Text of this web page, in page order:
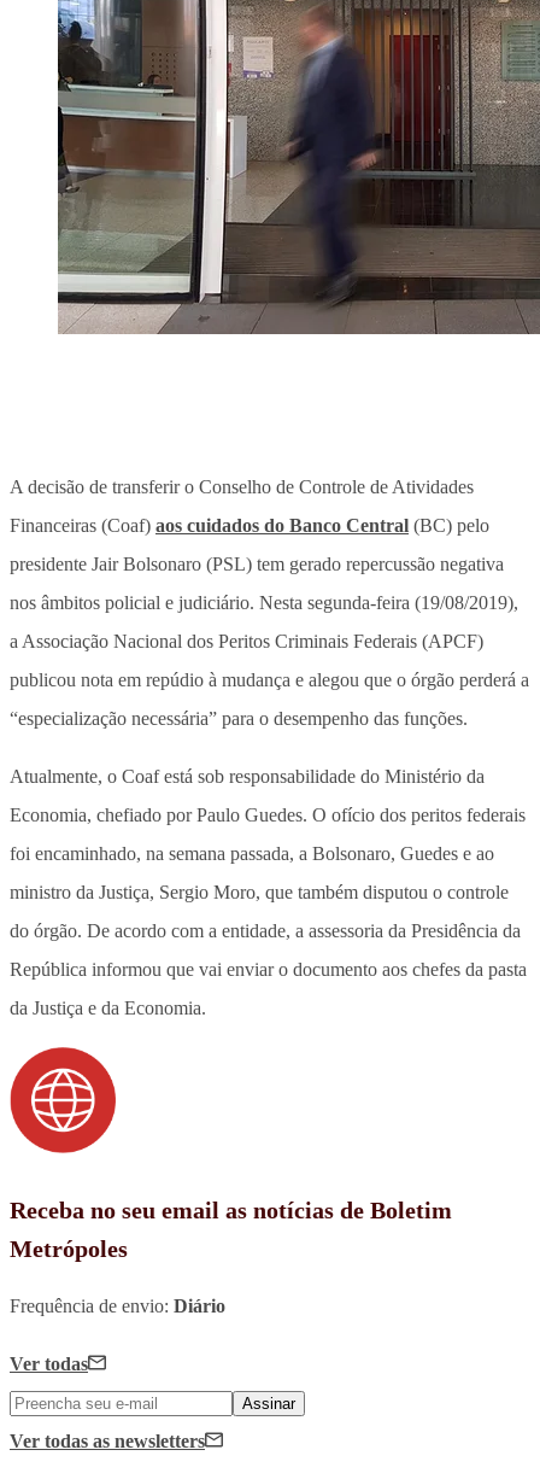
A decisão de transferir o Conselho de Controle de Atividades
Financeiras (Coaf) aos cuidados do Banco Central (BC) pelo
presidente Jair Bolsonaro (PSL) tem gerado repercussão negativa
nos âmbitos policial e judiciário. Nesta segunda-feira (19/08/2019),
a Associação Nacional dos Peritos Criminais Federais (APCF)
publicou nota em repúdio à mudança e alegou que o órgão perderá a
“especialização necessária” para o desempenho das funções.
Atualmente, o Coaf está sob responsabilidade do Ministério da
Economia, chefiado por Paulo Guedes. O ofício dos peritos federais
foi encaminhado, na semana passada, a Bolsonaro, Guedes e ao
ministro da Justiça, Sergio Moro, que também disputou o controle
do órgão. De acordo com a entidade, a assessoria da Presidência da
República informou que vai enviar o documento aos chefes da pasta
da Justiça e da Economia.
Receba no seu email as notícias de Boletim
Metrópoles
Frequência de envio: Diário
Ver todas
Assinar
Ver todas as newsletters